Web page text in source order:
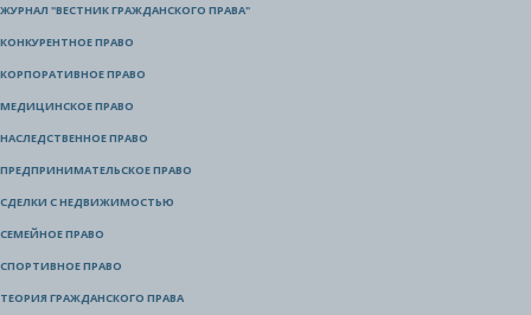
ЖУРНАЛ "ВЕСТНИК ГРАЖДАНСКОГО ПРАВА"
КОНКУРЕНТНОЕ ПРАВО
КОРПОРАТИВНОЕ ПРАВО
МЕДИЦИНСКОЕ ПРАВО
НАСЛЕДСТВЕННОЕ ПРАВО
ПРЕДПРИНИМАТЕЛЬСКОЕ ПРАВО
СДЕЛКИ С НЕДВИЖИМОСТЬЮ
СЕМЕЙНОЕ ПРАВО
СПОРТИВНОЕ ПРАВО
ТЕОРИЯ ГРАЖДАНСКОГО ПРАВА